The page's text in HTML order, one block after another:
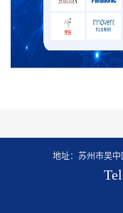
地址：苏州市吴